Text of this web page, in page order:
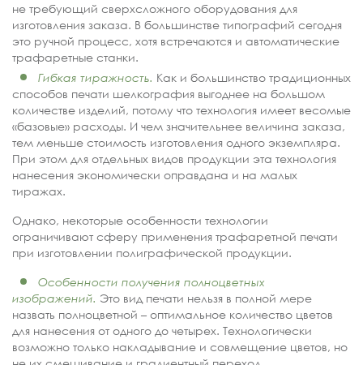
не требующий сверхсложного оборудования для
изготовления заказа. В большинстве типографий сегодня
это ручной процесс, хотя встречаются и автоматические
трафаретные станки.
Гибкая тиражность. Как и большинство традиционных
способов печати шелкография выгоднее на большом
количестве изделий, потому что технология имеет весомые
«базовые» расходы. И чем значительнее величина заказа,
тем меньше стоимость изготовления одного экземпляра.
При этом для отдельных видов продукции эта технология
нанесения экономически оправдана и на малых
тиражах.
Однако, некоторые особенности технологии
ограничивают сферу применения трафаретной печати
при изготовлении полиграфической продукции.
Особенности получения полноцветных
изображений. Это вид печати нельзя в полной мере
назвать полноцветной – оптимальное количество цветов
для нанесения от одного до четырех. Технологически
возможно только накладывание и совмещение цветов, но